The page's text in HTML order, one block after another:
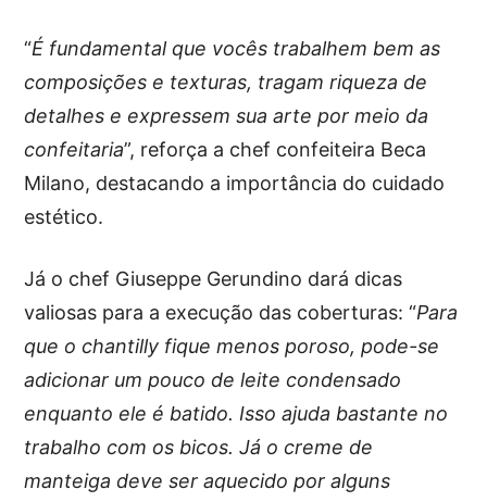
“É fundamental que vocês trabalhem bem as
composições e texturas, tragam riqueza de
detalhes e expressem sua arte por meio da
confeitaria”, reforça a chef confeiteira Beca
Milano, destacando a importância do cuidado
estético.
Já o chef Giuseppe Gerundino dará dicas
valiosas para a execução das coberturas: “Para
que o chantilly fique menos poroso, pode-se
adicionar um pouco de leite condensado
enquanto ele é batido. Isso ajuda bastante no
trabalho com os bicos. Já o creme de
manteiga deve ser aquecido por alguns